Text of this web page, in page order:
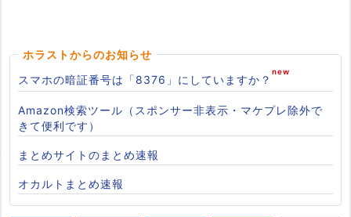
ホラストからのお知らせ
スマホの暗証番号は「8376」にしていますか？
Amazon検索ツール（スポンサー非表示・マケプレ除外で
きて便利です）
まとめサイトのまとめ速報
オカルトまとめ速報